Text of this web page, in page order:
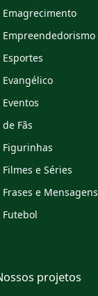
Fãs
Figurinhas
e Séries
e Mensagens
projetos